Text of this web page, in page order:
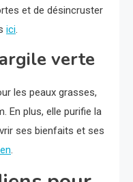
et de désincruster
ici.
verte
les peaux grasses,
En plus, elle purifie la
ses bienfaits et ses
.